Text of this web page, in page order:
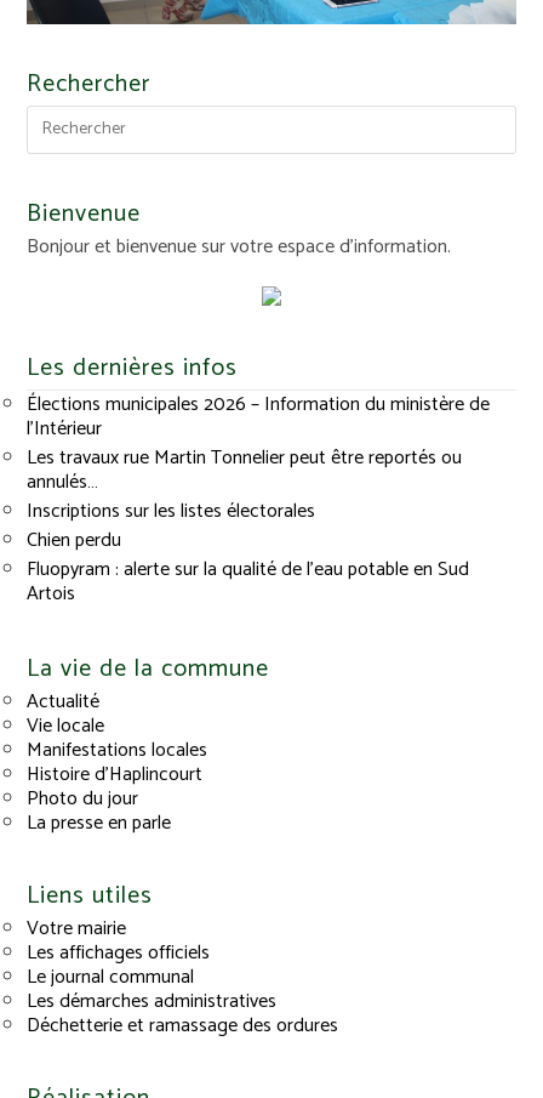
Rechercher
Bienvenue
Bonjour et bienvenue sur votre espace d'information.
Les dernières infos
Élections municipales 2026 – Information du ministère de
l’Intérieur
Les travaux rue Martin Tonnelier peut être reportés ou
annulés…
Inscriptions sur les listes électorales
Chien perdu
Fluopyram : alerte sur la qualité de l’eau potable en Sud
Artois
La vie de la commune
Actualité
Vie locale
Manifestations locales
Histoire d’Haplincourt
Photo du jour
La presse en parle
Liens utiles
Votre mairie
Les affichages officiels
Le journal communal
Les démarches administratives
Déchetterie et ramassage des ordures